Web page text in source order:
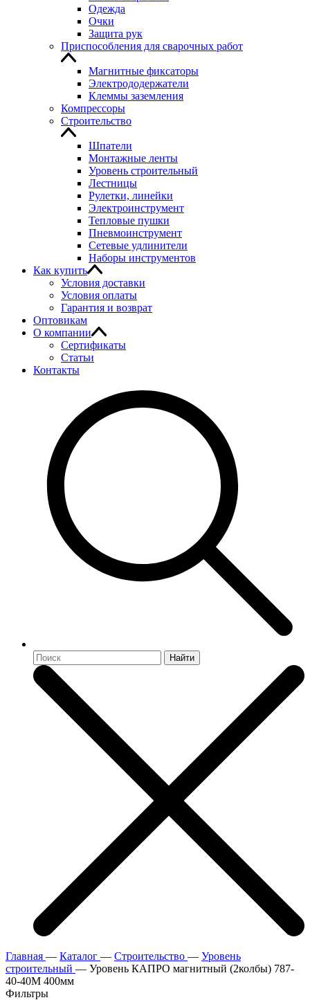
Одежда
Очки
Защита рук
Приспособления для сварочных работ
Магнитные фиксаторы
Электрододержатели
Клеммы заземления
Компрессоры
Строительство
Шпатели
Монтажные ленты
Уровень строительный
Лестницы
Рулетки, линейки
Электроинструмент
Тепловые пушки
Пневмоинструмент
Сетевые удлинители
Наборы инструментов
Как купить
Условия доставки
Условия оплаты
Гарантия и возврат
Оптовикам
О компании
Сертификаты
Статьи
Контакты
Найти
Главная — Каталог — Строительство — Уровень
строительный — Уровень КАПРО магнитный (2колбы) 787-
40-40М 400мм
Фильтры